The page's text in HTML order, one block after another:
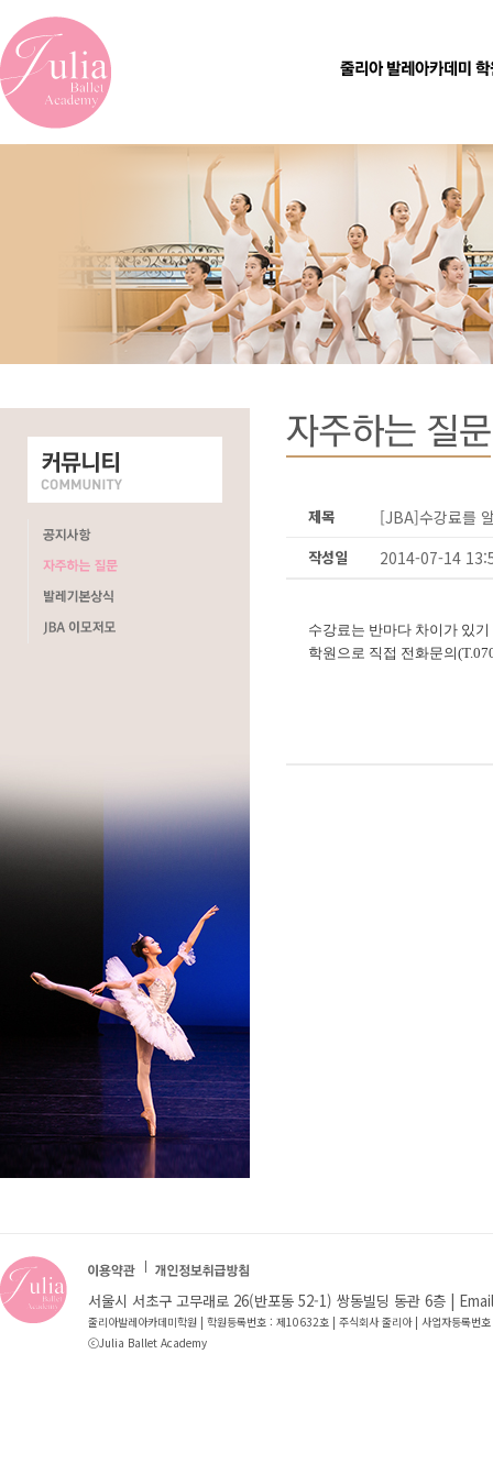
제목 [JBA]수강료를
작성일 2014-07-14
수강료는 반마다 차이가 있
학원으로 직접 전화문의
서울시 서초구 고무래로 26(반포동 52-1) 쌍동빌딩 동관 6층 |
줄리아발레아카데미학원 | 학원등록번호 : 제10632호 | 주식회사 줄리아 | 사업자등록번
ⓒJulia Ballet Academy